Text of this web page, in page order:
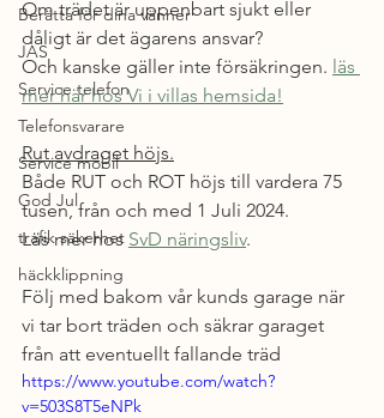
Berätta för dina vänner
JAS
Service telefon
Telefonsvarare
Service mobil
God Jul
trafik säkerhet
häckklippning
Om trädet är uppenbart sjukt eller
dåligt är det ägarens ansvar?
Och kanske gäller inte försäkringen. läs
mer här hos Vi i villas hemsida!
Rut avdraget höjs.
Både RUT och ROT höjs till vardera 75
tusen, från och med 1 Juli 2024.
Läs mer hos SvD näringsliv.
Följ med bakom vår kunds garage när
vi tar bort träden och säkrar garaget
från att eventuellt fallande träd
https://www.youtube.com/watch?
v=503S8T5eNPk